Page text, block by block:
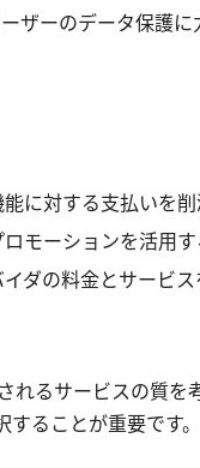
ザーのデータ保護に
に対する支払いを削
モーションを活用す
ダの料金とサービス
れるサービスの質を
ることが重要です。